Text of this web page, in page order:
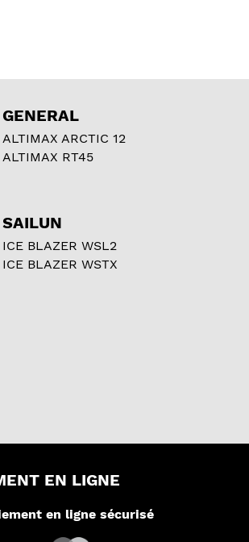
GENERAL
ALTIMAX ARCTIC 12
ALTIMAX RT45
SAILUN
ICE BLAZER WSL2
ICE BLAZER WSTX
EN LIGNE
en ligne sécurisé